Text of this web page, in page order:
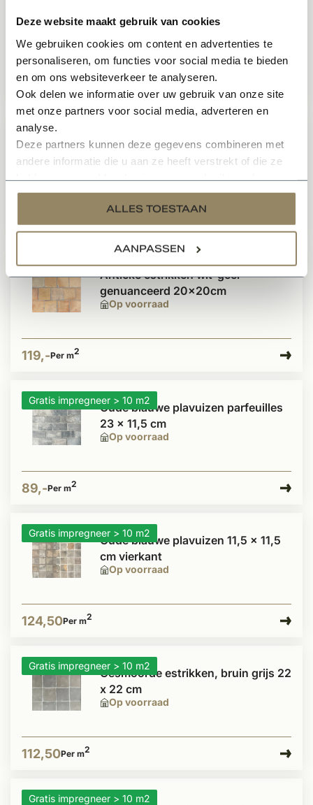
Deze website maakt gebruik van cookies
We gebruiken cookies om content en advertenties te
personaliseren, om functies voor social media te bieden
en om ons websiteverkeer te analyseren.
Ook delen we informatie over uw gebruik van onze site
met onze partners voor social media, adverteren en
analyse.
Deze partners kunnen deze gegevens combineren met
andere informatie die u aan ze heeft verstrekt of die ze
services.
ALLES TOESTAAN
AANPASSEN
Op voorraad
gezoet 40 x 40 cm
104,50Per m
Gratis impregneer > 10 m2
Belgisch hardsteen vloertegels
getrommeld 20 x 20 cm
96,50Per m
Gratis impregneer > 10 m2
Op voorraad
Antieke estrikken wit-geel
genuanceerd 20x20cm
119,-Per m2
Gratis impregneer > 10 m2
Op voorraad
Oude blauwe plavuizen parfeuilles
23 x 11,5 cm
89,-Per m2
Gratis impregneer > 10 m2
Op voorraad
Oude blauwe plavuizen 11,5 x 11,5
cm vierkant
124,50Per m2
Gratis impregneer > 10 m2
Op voorraad
Gesmoorde estrikken, bruin grijs 22
x 22 cm
112,50Per m2
Gratis impregneer > 10 m2